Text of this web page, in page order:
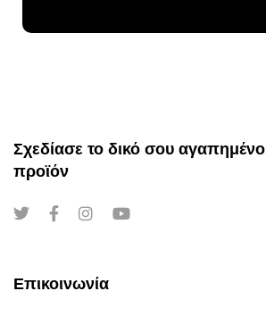
Σχεδίασε το δικό σου αγαπημένο
προϊόν
Επικοινωνία